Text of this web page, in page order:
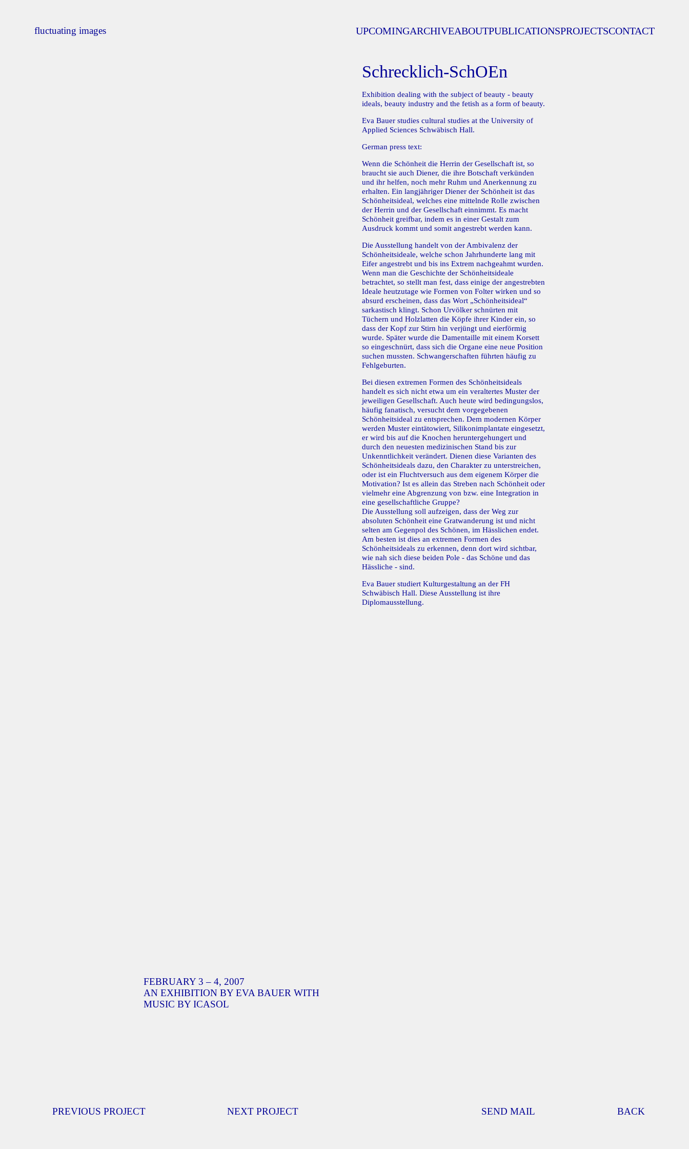
fluctuating images UPCOMINGARCHIVEABOUTPUBLICATIONSPROJECTSCONTACT
FEBRUARY 3 – 4, 2007
AN EXHIBITION BY EVA BAUER WITH
MUSIC BY ICASOL
Schrecklich-SchOEn
Exhibition dealing with the subject of beauty - beauty
ideals, beauty industry and the fetish as a form of beauty.
Eva Bauer studies cultural studies at the University of
Applied Sciences Schwäbisch Hall.
German press text:
Wenn die Schönheit die Herrin der Gesellschaft ist, so
braucht sie auch Diener, die ihre Botschaft verkünden
und ihr helfen, noch mehr Ruhm und Anerkennung zu
erhalten. Ein langjähriger Diener der Schönheit ist das
Schönheitsideal, welches eine mittelnde Rolle zwischen
der Herrin und der Gesellschaft einnimmt. Es macht
Schönheit greifbar, indem es in einer Gestalt zum
Ausdruck kommt und somit angestrebt werden kann.
Die Ausstellung handelt von der Ambivalenz der
Schönheitsideale, welche schon Jahrhunderte lang mit
Eifer angestrebt und bis ins Extrem nachgeahmt wurden.
Wenn man die Geschichte der Schönheitsideale
betrachtet, so stellt man fest, dass einige der angestrebten
Ideale heutzutage wie Formen von Folter wirken und so
absurd erscheinen, dass das Wort „Schönheitsideal“
sarkastisch klingt. Schon Urvölker schnürten mit
Tüchern und Holzlatten die Köpfe ihrer Kinder ein, so
dass der Kopf zur Stirn hin verjüngt und eierförmig
wurde. Später wurde die Damentaille mit einem Korsett
so eingeschnürt, dass sich die Organe eine neue Position
suchen mussten. Schwangerschaften führten häufig zu
Fehlgeburten.
Bei diesen extremen Formen des Schönheitsideals
handelt es sich nicht etwa um ein veraltertes Muster der
jeweiligen Gesellschaft. Auch heute wird bedingungslos,
häufig fanatisch, versucht dem vorgegebenen
Schönheitsideal zu entsprechen. Dem modernen Körper
werden Muster eintätowiert, Silikonimplantate eingesetzt,
er wird bis auf die Knochen heruntergehungert und
durch den neuesten medizinischen Stand bis zur
Unkenntlichkeit verändert. Dienen diese Varianten des
Schönheitsideals dazu, den Charakter zu unterstreichen,
oder ist ein Fluchtversuch aus dem eigenem Körper die
Motivation? Ist es allein das Streben nach Schönheit oder
vielmehr eine Abgrenzung von bzw. eine Integration in
eine gesellschaftliche Gruppe?
Die Ausstellung soll aufzeigen, dass der Weg zur
absoluten Schönheit eine Gratwanderung ist und nicht
selten am Gegenpol des Schönen, im Hässlichen endet.
Am besten ist dies an extremen Formen des
Schönheitsideals zu erkennen, denn dort wird sichtbar,
wie nah sich diese beiden Pole - das Schöne und das
Hässliche - sind.
Eva Bauer studiert Kulturgestaltung an der FH
Schwäbisch Hall. Diese Ausstellung ist ihre
Diplomausstellung.
PREVIOUS PROJECT NEXT PROJECT SEND MAIL BACK